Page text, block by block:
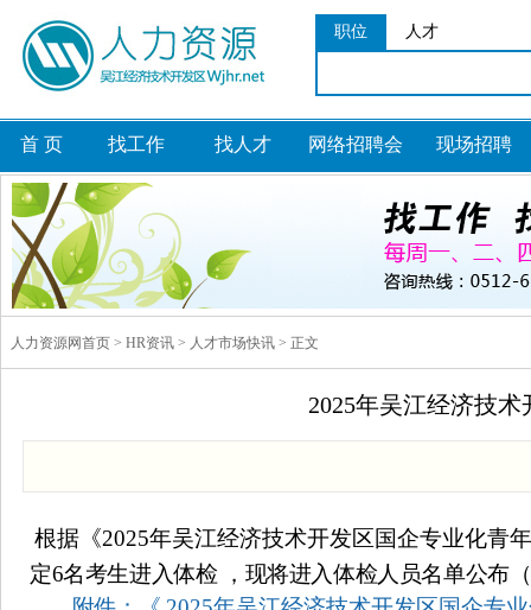
职位 人才
首 页 找工作 找人才 网络招聘会 现场招聘
人力资源网首页 > HR资讯 > 人才市场快讯 > 正文
2025年吴江经济技
根据《2025年吴江经济技术开发区国企专业化青
定6名考生进入体检 ，现将进入体检人员名单公布